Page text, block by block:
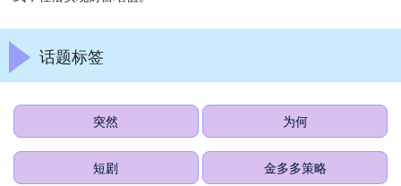
话题标签
突然 为何
短剧 金多多策略